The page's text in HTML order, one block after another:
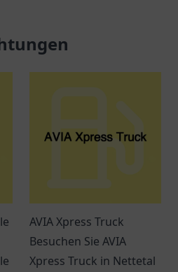
AVIA Xpress Truck
Besuchen Sie AVIA
Xpress Truck in Nettetal